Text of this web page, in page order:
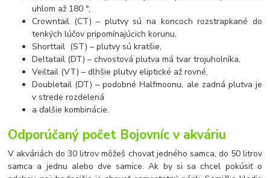
uhlom až 180 °,
Crowntail (CT) – plutvy sú na koncoch rozstrapkané do
tenkých lúčov pripomínajúcich korunu,
Shorttail (ST) – plutvy sú kratšie,
Deltatail (DT) – chvostová plutva má tvar trojuholníka,
Veiltail (VT) – dlhšie plutvy eliptické až rovné,
Doubletail (DT) – podobné Halfmoonu, ale zadná plutva je
v strede rozdelená
a ďalšie kombinácie.
Odporúčaný počet Bojovníc v akváriu
V akváriách do 30 litrov môžeš chovať jedného samca, do 50 litrov
samca a jednu alebo dve samice. Ak by si sa chcel pokúsiť o